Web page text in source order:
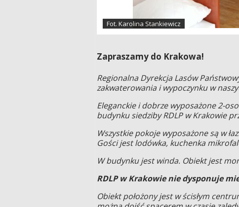
Fot. Karolina Stankiewicz
Zapraszamy do Krakowa!
Regionalna Dyrekcja Lasów
zakwaterowania i wypoczynku w
Eleganckie i dobrze wyposażone 2-
budynku siedziby RDLP w Krakowie
Wszystkie pokoje wyposażone są w
Gości jest lodówka, kuchenka
W budynku jest winda. Obiekt jest
RDLP w Krakowie nie dysponuje
Obiekt położony jest w ścisłym